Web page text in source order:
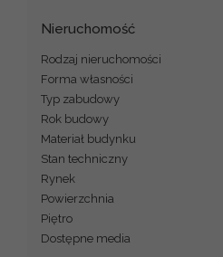
Nieruchomość
Rodzaj nieruchomości
Forma własności
Typ zabudowy
Rok budowy
Materiał budynku
Stan techniczny
Rynek
Powierzchnia
Piętro
Dostępne media